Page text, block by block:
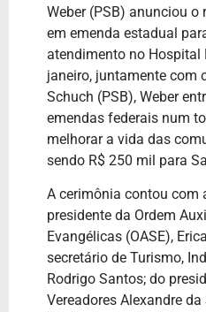
Weber (PSB) anunciou o
em emenda estadual
atendimento no Hospital
janeiro, juntamente com
Schuch (PSB), Weber
emendas federais num
melhorar a vida das
sendo R$ 250 mil para
A cerimônia contou com
presidente da Ordem
Evangélicas (OASE),
secretário de Turismo,
Rodrigo Santos; do
Vereadores Alexandre